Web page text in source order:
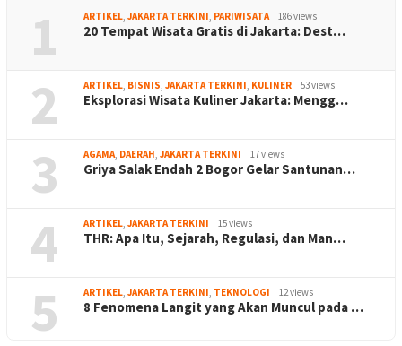
1 ARTIKEL, JAKARTA TERKINI, PARIWISATA 186 views
20 Tempat Wisata Gratis di Jakarta: Dest…
2 ARTIKEL, BISNIS, JAKARTA TERKINI, KULINER 53 views
Eksplorasi Wisata Kuliner Jakarta: Mengg…
3 AGAMA, DAERAH, JAKARTA TERKINI 17 views
Griya Salak Endah 2 Bogor Gelar Santunan…
4 ARTIKEL, JAKARTA TERKINI 15 views
THR: Apa Itu, Sejarah, Regulasi, dan Man…
5 ARTIKEL, JAKARTA TERKINI, TEKNOLOGI 12 views
8 Fenomena Langit yang Akan Muncul pada …